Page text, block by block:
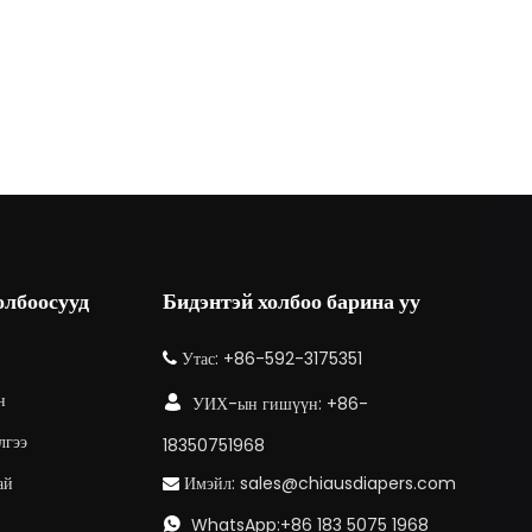
Бидэнтэй холбоо барина уу
 Утас: +86-592-3175351
 УИХ-ын гишүүн: +86-
18350751968
 Имэйл:sales@chiausdiapers.com
 WhatsApp:+86 183 5075 1968